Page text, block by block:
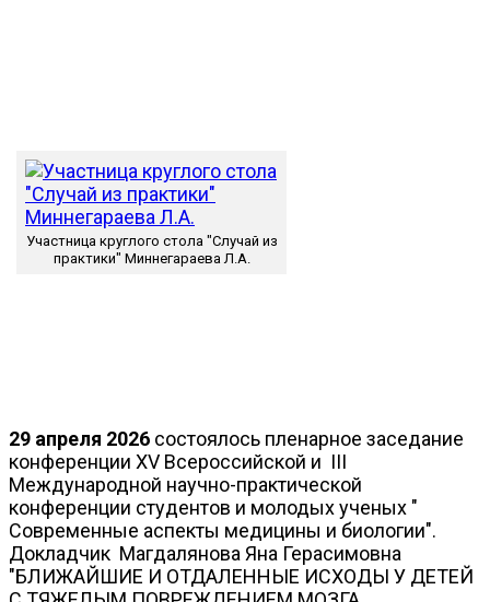
Участница круглого стола "Случай из
практики" Миннегараева Л.А.
29 апреля 2026 состоялось пленарное заседание
конференции XV Всероссийской и III
Международной научно-практической
конференции студентов и молодых ученых "
Современные аспекты медицины и биологии".
Докладчик Магдалянова Яна Герасимовна
"БЛИЖАЙШИЕ И ОТДАЛЕННЫЕ ИСХОДЫ У ДЕТЕЙ